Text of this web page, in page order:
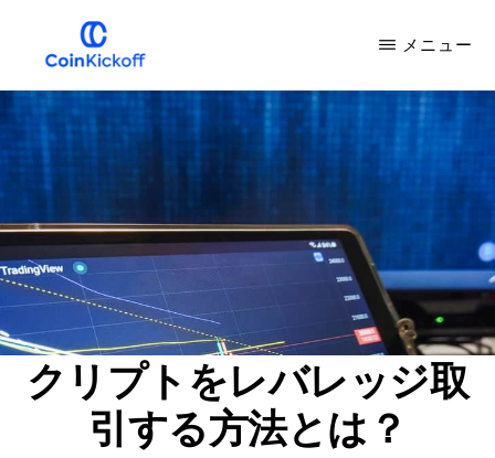
ン
コ
テ
ン
ツ
へ
ス
COIN
ク
フ
メニュー
クリプトをレバレッジ取
引する方法とは？